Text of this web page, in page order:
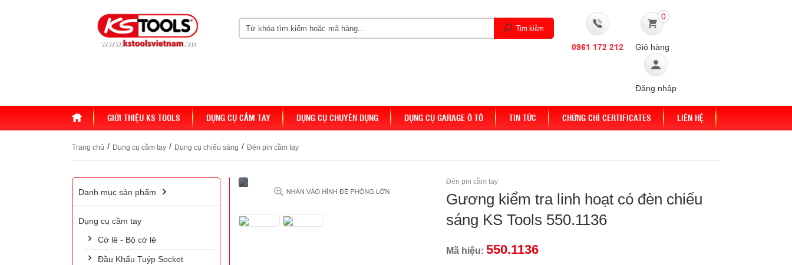
0961 172 212
0
Giỏ hàng
Đăng nhập
HOME GIỚI THIỆU KS TOOLS DỤNG CỤ CẦM TAY DỤNG CỤ CHUYÊN DỤNG DỤNG CỤ GARAGE Ô TÔ TIN TỨC CHỨNG CHỈ CERTIFICATES LIÊN HỆ
Trang chủ / Dụng cụ cầm tay / Dụng cụ chiếu sáng / Đèn pin cầm tay
Danh mục sản phẩm
Dụng cụ cầm tay
Cờ lê - Bộ cờ lê
Đầu Khẩu Tuýp Socket
Đèn pin cầm tay
Gương kiểm tra linh hoạt có đèn chiếu
sáng KS Tools 550.1136
Mã hiệu:550.1136